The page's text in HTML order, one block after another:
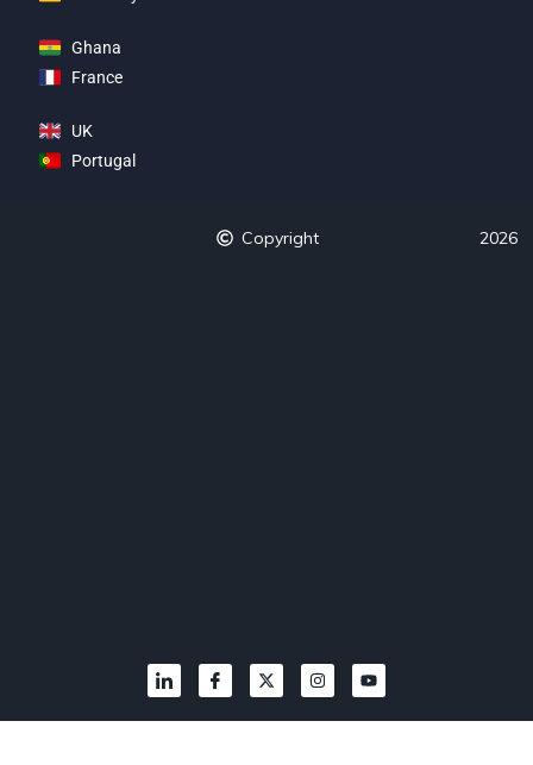
Ghana
France
UK
Portugal
Copyright 2026